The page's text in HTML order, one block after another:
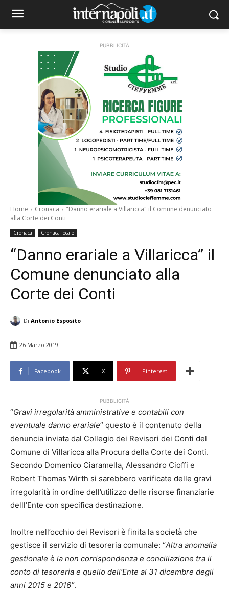
PUBBLICITÀ
Home Cronaca
"Danno erariale a Villaricca" il Comune denunciato
alla Corte dei Conti
Cronaca Cronaca locale
“Danno erariale a Villaricca” il
Comune denunciato alla
Corte dei Conti
Di Antonio Esposito
26 Marzo 2019
Facebook X Pinterest
PUBBLICITÀ
“Gravi irregolarità amministrative e contabili con
eventuale danno erariale” questo è il contenuto della
denuncia inviata dal Collegio dei Revisori dei Conti del
Comune di Villaricca alla Procura della Corte dei Conti.
Secondo Domenico Ciaramella, Alessandro Cioffi e
Robert Thomas Wirth si sarebbero verificate delle gravi
irregolarità in ordine dell’utilizzo delle risorse finanziarie
delll’Ente con specifica destinazione.
Inoltre nell’occhio dei Revisori è finita la società che
gestisce il servizio di tesoreria comunale: “Altra anomalia
gestionale è la non corrispondenza e conciliazione tra il
conto di tesoreria e quello dell’Ente al 31 dicembre degli
anni 2015 e 2016″.